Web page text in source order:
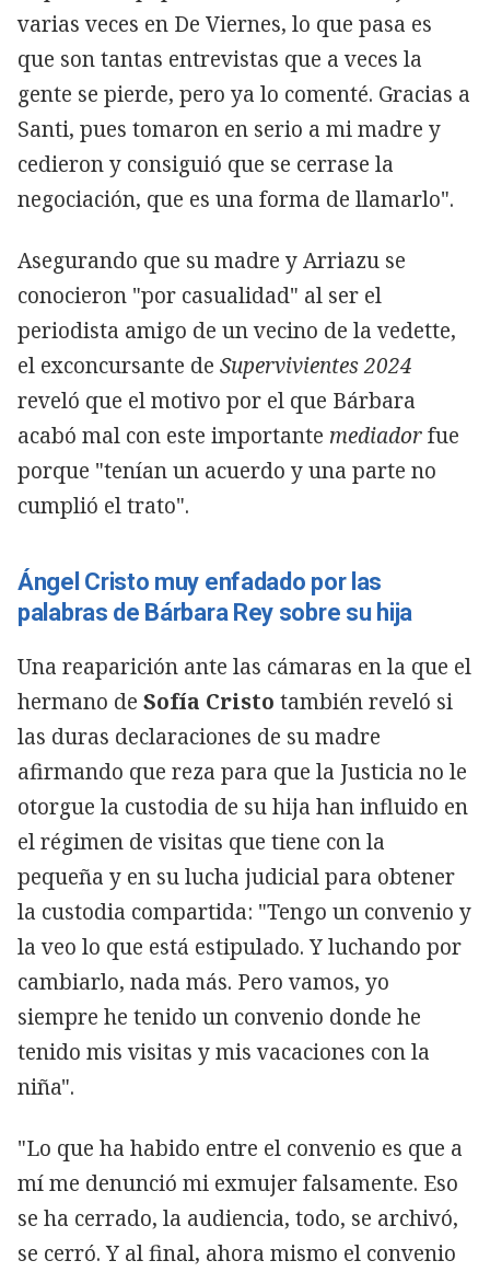
varias veces en De Viernes, lo que pasa es
que son tantas entrevistas que a veces la
gente se pierde, pero ya lo comenté. Gracias a
Santi, pues tomaron en serio a mi madre y
cedieron y consiguió que se cerrase la
negociación, que es una forma de llamarlo".
Asegurando que su madre y Arriazu se
conocieron "por casualidad" al ser el
periodista amigo de un vecino de la vedette,
el exconcursante de Supervivientes 2024
reveló que el motivo por el que Bárbara
acabó mal con este importante mediadorfue
porque "tenían un acuerdo y una parte no
cumplió el trato".
Ángel Cristo muy enfadado por las
palabras de Bárbara Rey sobre su hija
Una reaparición ante las cámaras en la que el
hermano de Sofía Cristo también reveló si
las duras declaraciones de su madre
afirmando que reza para que la Justicia no le
otorgue la custodia de su hija han influido en
el régimen de visitas que tiene con la
pequeña y en su lucha judicial para obtener
la custodia compartida: "Tengo un convenio y
la veo lo que está estipulado. Y luchando por
cambiarlo, nada más. Pero vamos, yo
siempre he tenido un convenio donde he
tenido mis visitas y mis vacaciones con la
niña".
"Lo que ha habido entre el convenio es que a
mí me denunció mi exmujer falsamente. Eso
se ha cerrado, la audiencia, todo, se archivó,
se cerró. Y al final, ahora mismo el convenio